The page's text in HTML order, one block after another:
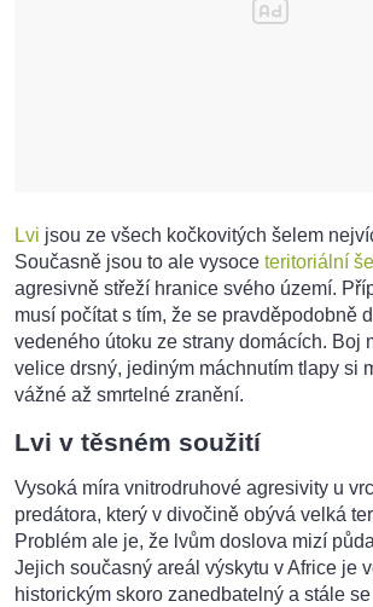
Lvi jsou ze všech kočkovitých šelem
Současně jsou to ale vysoce teritoriální
agresivně střeží hranice svého území.
musí počítat s tím, že se pravděpodobně
vedeného útoku ze strany domácích. Boj
velice drsný, jediným máchnutím tlapy si
vážné až smrtelné zranění.
Lvi v těsném soužití
Vysoká míra vnitrodruhové agresivity u
predátora, který v divočině obývá velká
Problém ale je, že lvům doslova mizí
Jejich současný areál výskytu v Africe je
historickým skoro zanedbatelný a stále